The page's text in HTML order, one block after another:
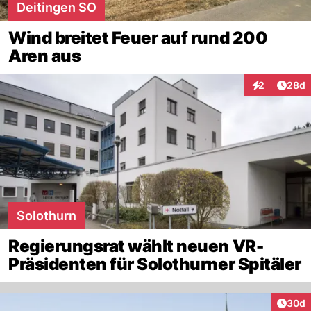
Deitingen SO
Wind breitet Feuer auf rund 200
Aren aus
2
Interaktionen
28d
Solothurn
Regierungsrat wählt neuen VR-
Präsidenten für Solothurner Spitäler
30d